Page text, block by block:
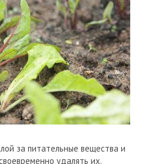
за питательные вещества и
удалять их.